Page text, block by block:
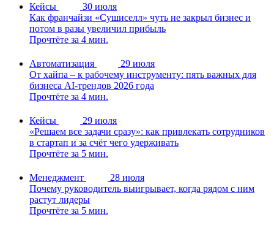
Кейсы
30 июля
Как франчайзи «Сушиселл» чуть не закрыл бизнес и
потом в разы увеличил прибыль
Прочтёте за 4 мин.
Автоматизация
29 июля
От хайпа – к рабочему инструменту: пять важных для
бизнеса AI-трендов 2026 года
Прочтёте за 4 мин.
Кейсы
29 июля
«Решаем все задачи сразу»: как привлекать сотрудников
в стартап и за счёт чего удерживать
Прочтёте за 5 мин.
Менеджмент
28 июля
Почему руководитель выигрывает, когда рядом с ним
растут лидеры
Прочтёте за 5 мин.